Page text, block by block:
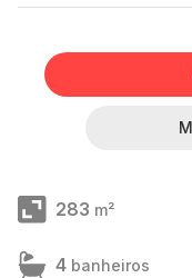
283 m²
4 banheiros